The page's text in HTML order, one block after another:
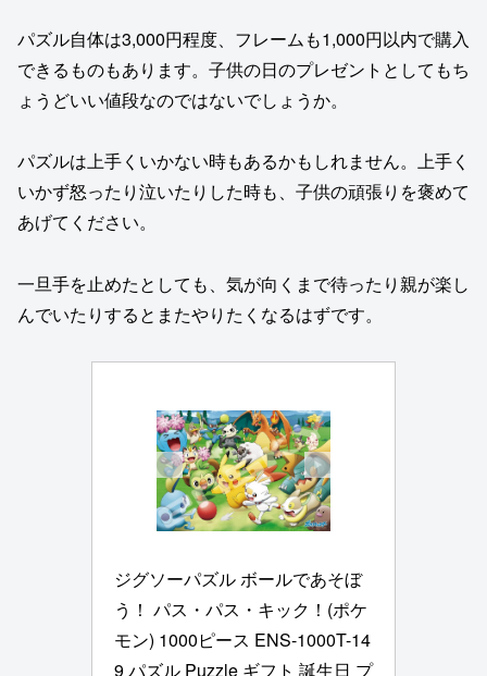
パズル自体は3,000円程度、フレームも1,000円以内で購入
できるものもあります。子供の日のプレゼントとしてもち
ょうどいい値段なのではないでしょうか。
パズルは上手くいかない時もあるかもしれません。上手く
いかず怒ったり泣いたりした時も、子供の頑張りを褒めて
あげてください。
一旦手を止めたとしても、気が向くまで待ったり親が楽し
んでいたりするとまたやりたくなるはずです。
ジグソーパズル ボールであそぼ
う！ パス・パス・キック！(ポケ
モン) 1000ピース ENS-1000T-14
9 パズル Puzzle ギフト 誕生日 プ